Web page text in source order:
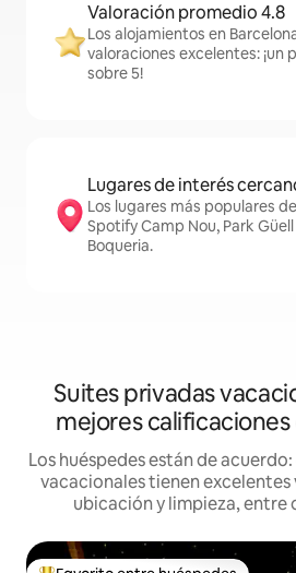
Valoración promedio 4.8
Los alojamientos en
valoraciones excelentes: ¡un
sobre 5!
Lugares de interés
Los lugares más populares
Spotify Camp Nou, Park
Boqueria.
Suites privadas
mejores
Los huéspedes están de
vacacionales tienen excelentes
ubicación y limpieza, entre